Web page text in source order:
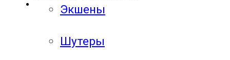
Экшены
Шутеры